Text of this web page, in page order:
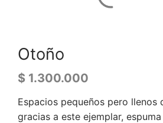
Otoño
$ 1.300.000
Espacios pequeños pero llenos
gracias a este ejemplar,